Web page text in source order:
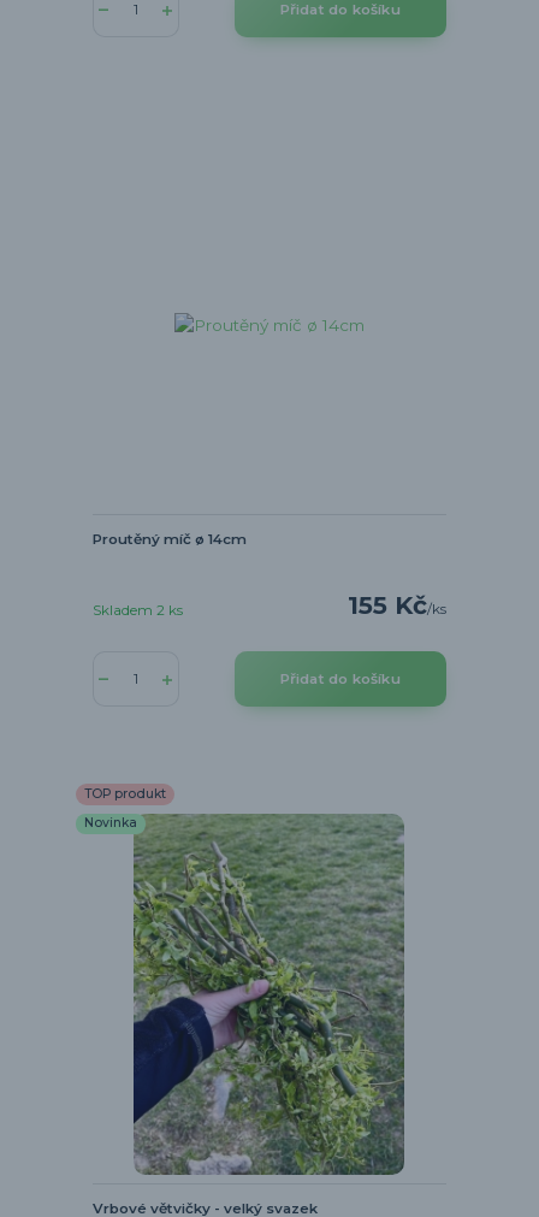
Přidat do košíku
Proutěný míč ø 14cm
155 Kč/ks
Skladem 2 ks
Přidat do košíku
TOP produkt
Novinka
Vrbové větvičky - velký svazek